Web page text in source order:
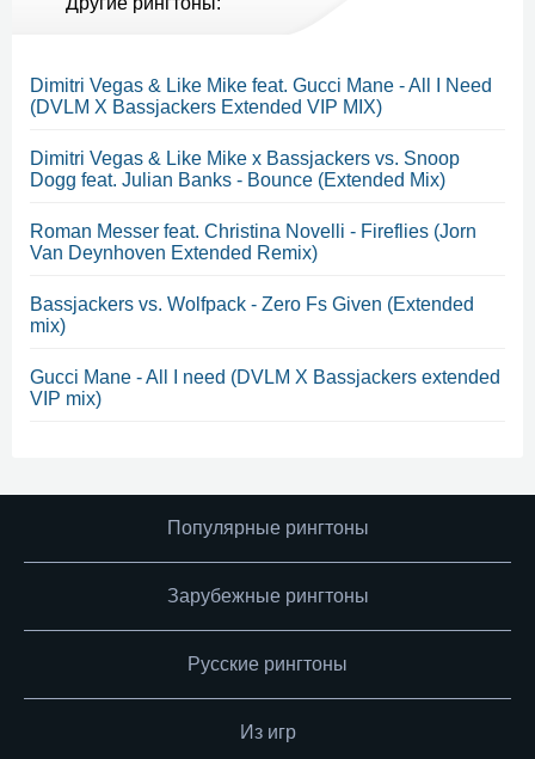
Dimitri Vegas & Like Mike feat. Gucci Mane - All I Need
(DVLM X Bassjackers Extended VIP MIX)
Dimitri Vegas & Like Mike x Bassjackers vs. Snoop
Dogg feat. Julian Banks - Bounce (Extended Mix)
Roman Messer feat. Christina Novelli - Fireflies (Jorn
Van Deynhoven Extended Remix)
Bassjackers vs. Wolfpack - Zero Fs Given (Extended
mix)
Gucci Mane - All I need (DVLM X Bassjackers extended
VIP mix)
Популярные рингтоны
Зарубежные рингтоны
Русские рингтоны
Из игр